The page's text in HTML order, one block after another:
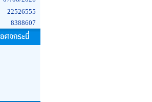
22526555
8388607
ศจกระบี่